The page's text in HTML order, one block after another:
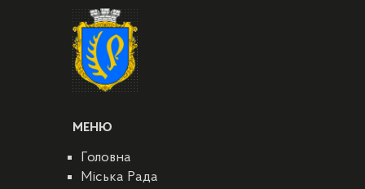
МЕНЮ
Головна
Міська Рада